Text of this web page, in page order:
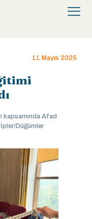
11 Mayıs 2025
kapsamında Afad
Düğümler